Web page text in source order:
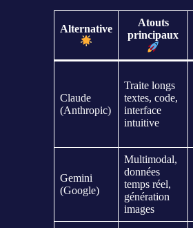
Alternative
Atouts
principaux
Claude
(Anthropic)
Traite longs
textes, code,
interface
intuitive
Gemini
(Google)
Multimodal,
données
temps réel,
génération
images